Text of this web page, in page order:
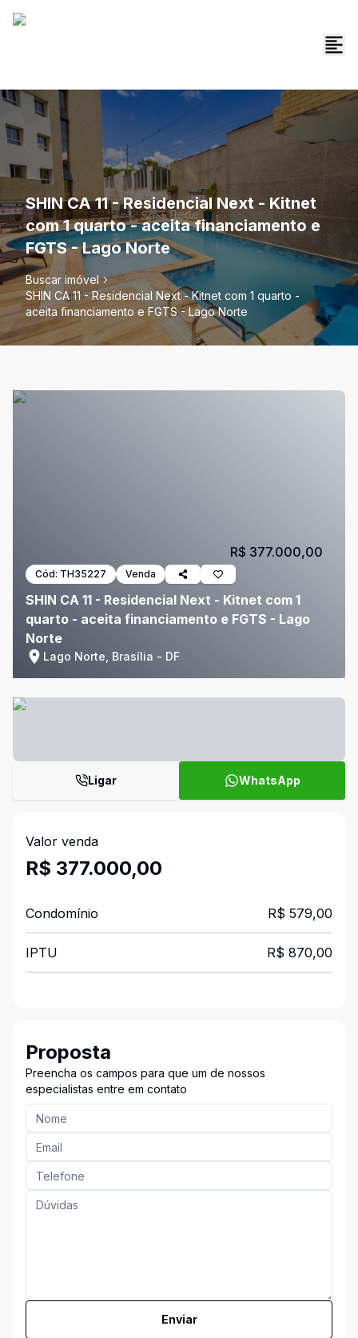
SHIN CA 11 - Residencial Next - Kitnet
com 1 quarto - aceita financiamento e
FGTS - Lago Norte
Buscar imóvel
SHIN CA 11 - Residencial Next - Kitnet com 1 quarto -
aceita financiamento e FGTS - Lago Norte
Cód: TH35227 Venda
SHIN CA 11 - Residencial Next - Kitnet com 1
quarto - aceita financiamento e FGTS - Lago
Norte
Lago Norte, Brasília - DF
R$ 377.000,00
Ligar WhatsApp
Valor venda
R$ 377.000,00
Condomínio R$ 579,00
IPTU R$ 870,00
Proposta
Preencha os campos para que um de nossos
especialistas entre em contato
Enviar